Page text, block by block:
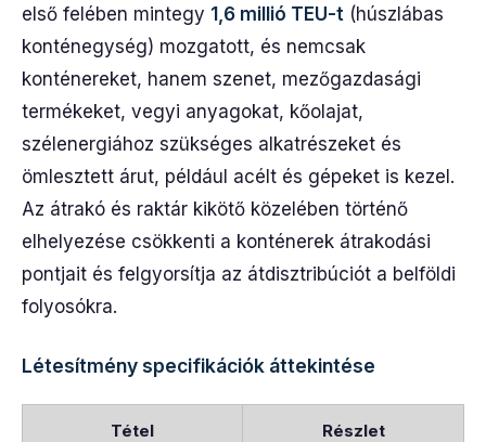
első felében mintegy 1,6 millió TEU-t (húszlábas
konténegység) mozgatott, és nemcsak
konténereket, hanem szenet, mezőgazdasági
termékeket, vegyi anyagokat, kőolajat,
szélenergiához szükséges alkatrészeket és
ömlesztett árut, például acélt és gépeket is kezel.
Az átrakó és raktár kikötő közelében történő
elhelyezése csökkenti a konténerek átrakodási
pontjait és felgyorsítja az átdisztribúciót a belföldi
folyosókra.
Létesítmény specifikációk áttekintése
Tétel Részlet